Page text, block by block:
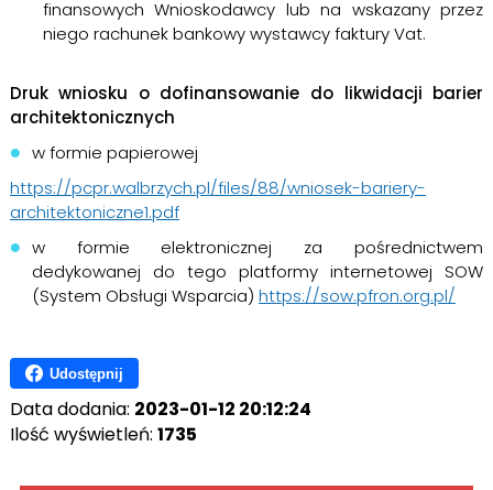
finansowych Wnioskodawcy lub na wskazany przez
niego rachunek bankowy wystawcy faktury Vat.
Druk wniosku o dofinansowanie do likwidacji barier
architektonicznych
w formie papierowej
https://pcpr.walbrzych.pl/files/88/wniosek-bariery-
architektoniczne1.pdf
w formie elektronicznej za pośrednictwem
dedykowanej do tego platformy internetowej SOW
(System Obsługi Wsparcia) https://sow.pfron.org.pl/
Udostępnij
Data dodania: 2023-01-12 20:12:24
Ilość wyświetleń: 1735